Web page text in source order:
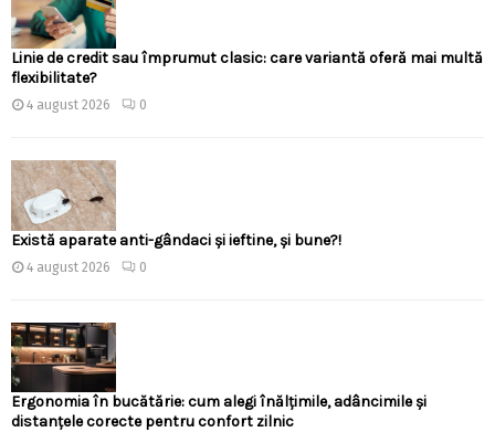
Linie de credit sau împrumut clasic: care variantă oferă mai multă
flexibilitate?
4 august 2026 0
Există aparate anti-gândaci și ieftine, și bune?!
4 august 2026 0
Ergonomia în bucătărie: cum alegi înălțimile, adâncimile și
distanțele corecte pentru confort zilnic